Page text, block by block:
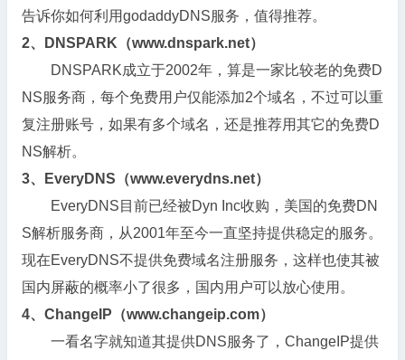
告诉你如何利用godaddyDNS服务，值得推荐。
2、DNSPARK（www.dnspark.net）
DNSPARK成立于2002年，算是一家比较老的免费D
NS服务商，每个免费用户仅能添加2个域名，不过可以重
复注册账号，如果有多个域名，还是推荐用其它的免费D
NS解析。
3、EveryDNS（www.everydns.net）
EveryDNS目前已经被Dyn Inc收购，美国的免费DN
S解析服务商，从2001年至今一直坚持提供稳定的服务。
现在EveryDNS不提供免费域名注册服务，这样也使其被
国内屏蔽的概率小了很多，国内用户可以放心使用。
4、ChangeIP（www.changeip.com）
一看名字就知道其提供DNS服务了，ChangeIP提供